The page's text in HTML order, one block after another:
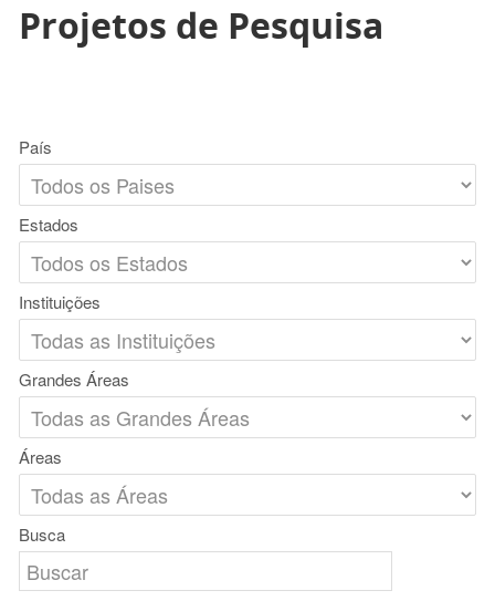
Projetos de Pesquisa
País
Estados
Instituições
Grandes Áreas
Áreas
Busca